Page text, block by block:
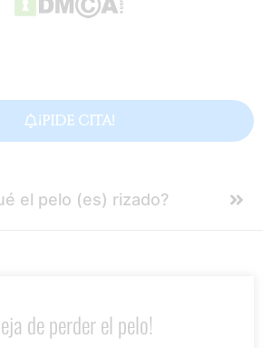
¡PIDE CITA!
el pelo (es) rizado?
de perder el pelo!